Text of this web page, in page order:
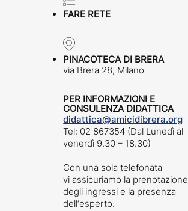
FARE RETE
PINACOTECA DI BRERA
via Brera 28, Milano
PER INFORMAZIONI E
CONSULENZA DIDATTICA
didattica@amicidibrera.org
Tel: 02 867354 (Dal Lunedì al
venerdì 9.30 – 18.30)
Con una sola telefonata
vi assicuriamo la prenotazione
degli ingressi e la presenza
dell‘esperto.